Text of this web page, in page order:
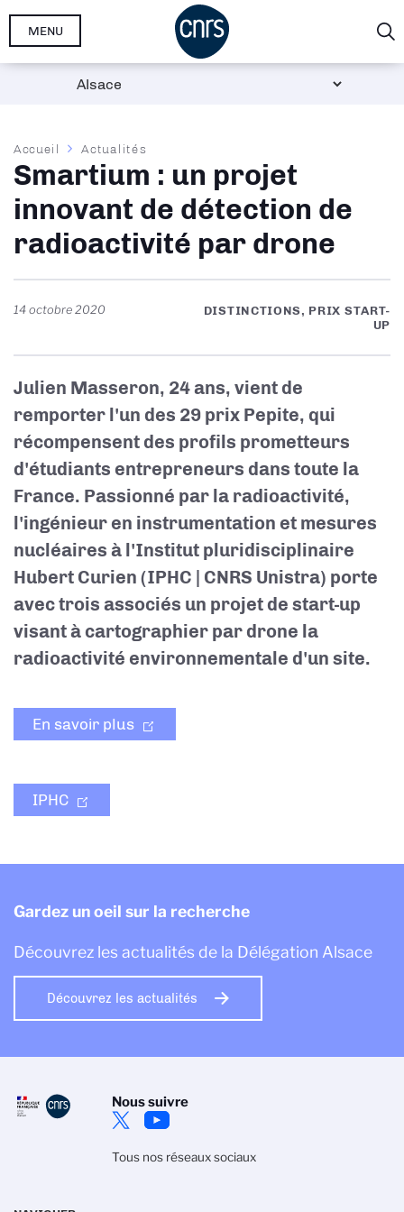
Aller
MENU
Fil
d'Ariane
Accueil Actualités
Smartium : un projet
innovant de détection de
radioactivité par drone
14 octobre 2020
DISTINCTIONS, PRIX START-
UP
Julien Masseron, 24 ans, vient de
remporter l'un des 29 prix Pepite, qui
récompensent des profils prometteurs
d'étudiants entrepreneurs dans toute la
France. Passionné par la radioactivité,
l'ingénieur en instrumentation et mesures
nucléaires à l'Institut pluridisciplinaire
Hubert Curien (IPHC | CNRS Unistra) porte
avec trois associés un projet de start-up
visant à cartographier par drone la
radioactivité environnementale d'un site.
En savoir plus
IPHC
Gardez un oeil sur la recherche
Découvrez les actualités de la Délégation Alsace
Découvrez les actualités
Nous suivre
Tous nos réseaux sociaux